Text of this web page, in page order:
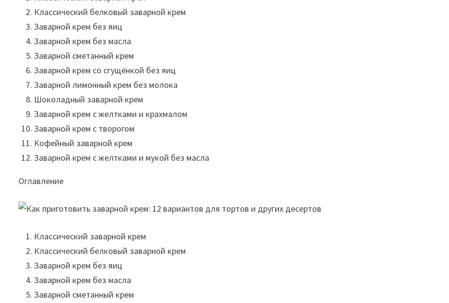
Классический белковый заварной крем
Заварной крем без яиц
Заварной крем без масла
Заварной сметанный крем
Заварной крем со сгущёнкой без яиц
Заварной лимонный крем без молока
Шоколадный заварной крем
Заварной крем с желтками и крахмалом
Заварной крем с творогом
Кофейный заварной крем
Заварной крем с желтками и мукой без масла
Оглавление
Классический заварной крем
Классический белковый заварной крем
Заварной крем без яиц
Заварной крем без масла
Заварной сметанный крем